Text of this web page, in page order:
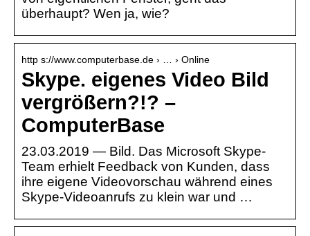
überhaupt? Wen ja, wie?
http s://www.computerbase.de › … › Online
Skype. eigenes Video Bild
vergrößern?!? –
ComputerBase
23.03.2019 — Bild. Das Microsoft Skype-
Team erhielt Feedback von Kunden, dass
ihre eigene Videovorschau während eines
Skype-Videoanrufs zu klein war und …